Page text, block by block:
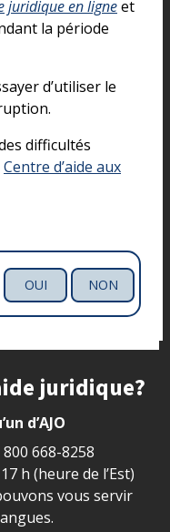
juridique en ligneet
la période
d’utiliser le
difficultés
Centre d’aide aux
OUI NON
juridique?
d’AJO
800 668-8258
h (heure de l’Est)
vous servir